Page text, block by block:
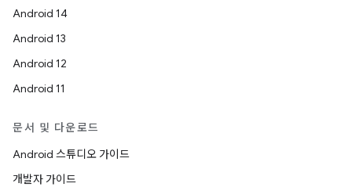
Android 14
Android 13
Android 12
Android 11
문서 및 다운로드
Android 스튜디오 가이드
개발자 가이드